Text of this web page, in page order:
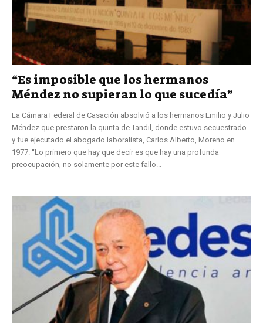
“Es imposible que los hermanos
Méndez no supieran lo que sucedía”
La Cámara Federal de Casación absolvió a los hermanos Emilio y Julio
Méndez que prestaron la quinta de Tandil, donde estuvo secuestrado
y fue ejecutado el abogado laboralista, Carlos Alberto, Moreno en
1977. “Lo primero que hay que decir es que hay una profunda
preocupación, no solamente por este fallo...